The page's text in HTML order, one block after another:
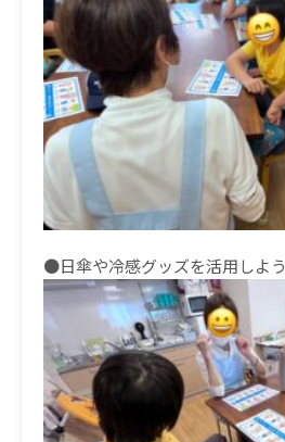
●日傘や冷感グッズを活用しよう